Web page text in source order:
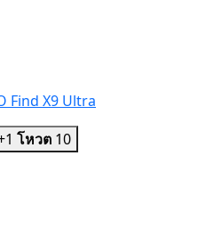
Find X9 Ultra
โหวต 10